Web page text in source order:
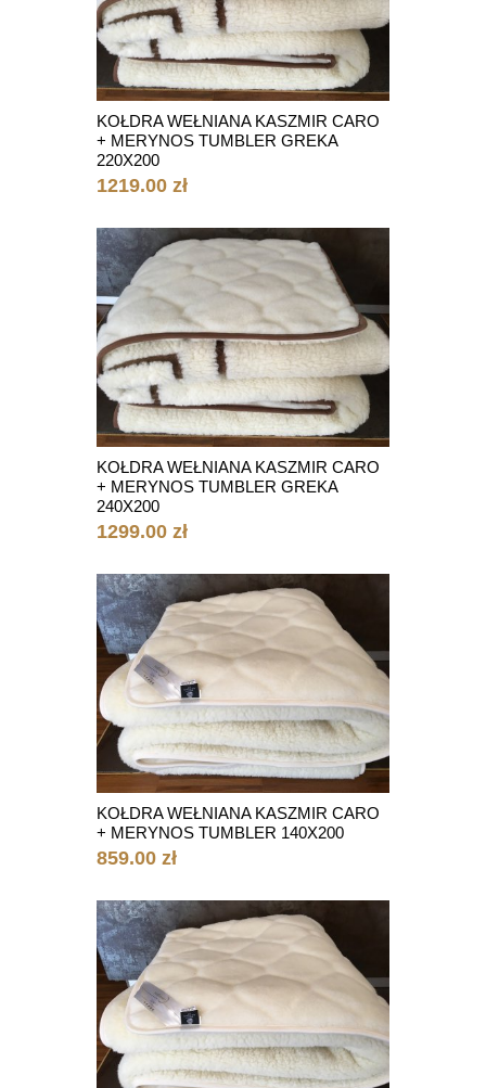
KOŁDRA WEŁNIANA KASZMIR CARO
+ MERYNOS TUMBLER GREKA
220X200
1219.00 zł
KOŁDRA WEŁNIANA KASZMIR CARO
+ MERYNOS TUMBLER GREKA
240X200
1299.00 zł
KOŁDRA WEŁNIANA KASZMIR CARO
+ MERYNOS TUMBLER 140X200
859.00 zł